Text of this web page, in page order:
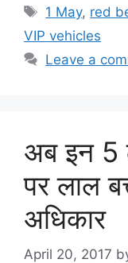
Tags
1 May, red
VIP vehicles
Leave a
अब इन 5
पर लाल
अधिकार
April 20, 2017